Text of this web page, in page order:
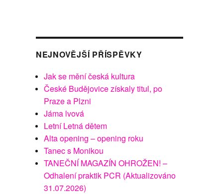
NEJNOVĚJŠÍ PŘÍSPĚVKY
Jak se mění česká kultura
České Budějovice získaly titul, po
Praze a Plzni
Jáma lvová
Letní Letná dětem
Alta opening – opening roku
Tanec s Monikou
TANEČNÍ MAGAZÍN OHROŽEN! –
Odhalení praktik PCR (Aktualizováno
31.07.2026)